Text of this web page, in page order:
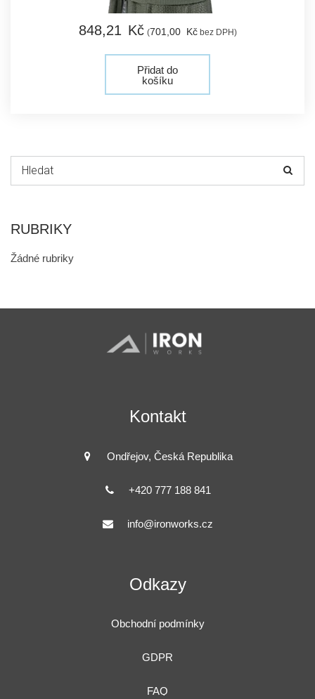
848,21 Kč (701,00 Kčbez DPH)
Přidat do
košíku
Hledat:
RUBRIKY
Žádné rubriky
Kontakt
Ondřejov, Česká Republika
+420 777 188 841
info@ironworks.cz
Odkazy
Obchodní podmínky
GDPR
FAQ